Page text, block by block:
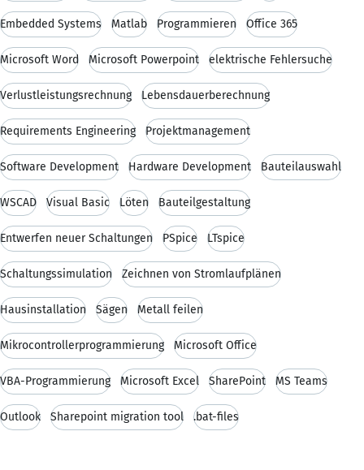
Embedded Systems Matlab Programmieren Office 365
Microsoft Word Microsoft Powerpoint elektrische Fehlersuche
Verlustleistungsrechnung Lebensdauerberechnung
Requirements Engineering Projektmanagement
Software Development Hardware Development Bauteilauswahl
WSCAD Visual Basic Löten Bauteilgestaltung
Entwerfen neuer Schaltungen PSpice LTspice
Schaltungssimulation Zeichnen von Stromlaufplänen
Hausinstallation Sägen Metall feilen
Mikrocontrollerprogrammierung Microsoft Office
VBA-Programmierung Microsoft Excel SharePoint MS Teams
Outlook Sharepoint migration tool .bat-files